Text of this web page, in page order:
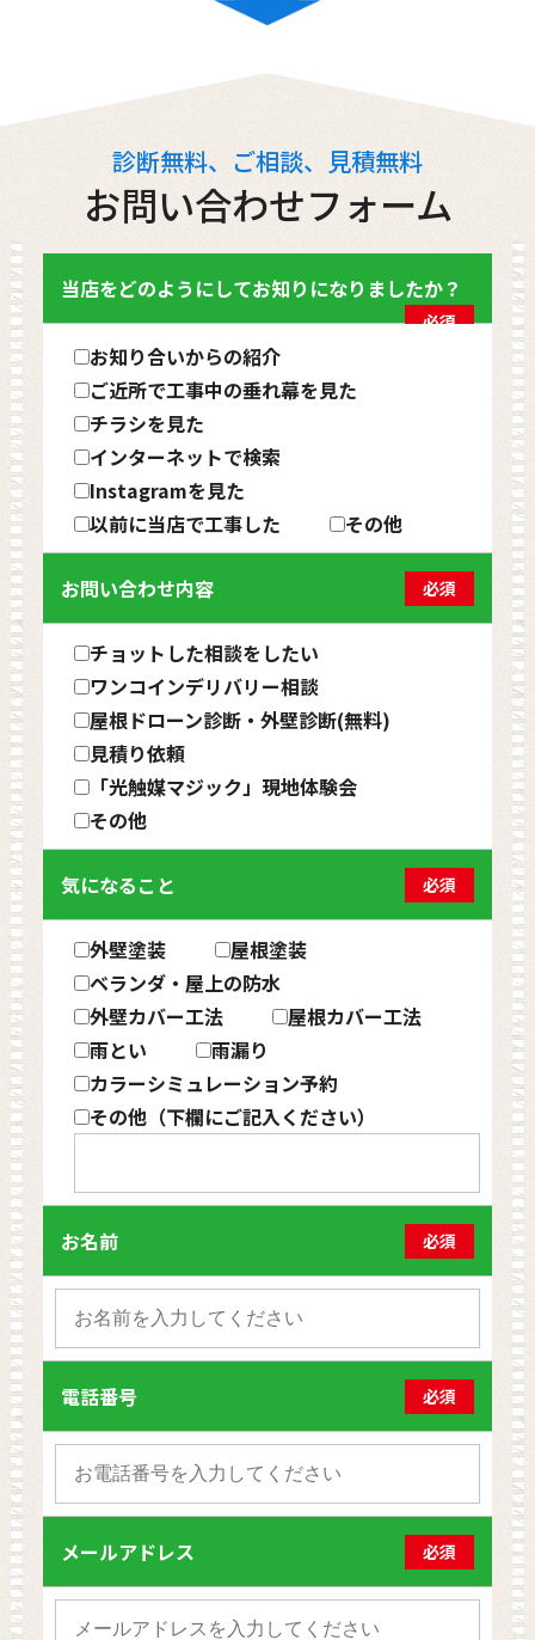
診断無料、ご相談、見積無料
お問い合わせフォーム
当店をどのようにしてお知りになりましたか？
必須
お知り合いからの紹介
ご近所で工事中の垂れ幕を見た
チラシを見た
インターネットで検索
Instagramを見た
以前に当店で工事した
その他
お問い合わせ内容 必須
チョットした相談をしたい
ワンコインデリバリー相談
屋根ドローン診断・外壁診断(無料)
見積り依頼
「光触媒マジック」現地体験会
その他
気になること 必須
外壁塗装
屋根塗装
ベランダ・屋上の防水
外壁カバー工法
屋根カバー工法
雨とい
雨漏り
カラーシミュレーション予約
その他（下欄にご記入ください）
お名前 必須
電話番号 必須
メールアドレス 必須